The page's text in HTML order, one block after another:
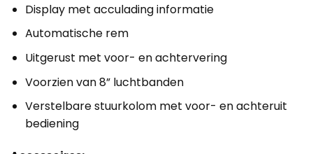
Display met acculading informatie
Automatische rem
Uitgerust met voor- en achtervering
Voorzien van 8” luchtbanden
Verstelbare stuurkolom met voor- en achteruit
bediening